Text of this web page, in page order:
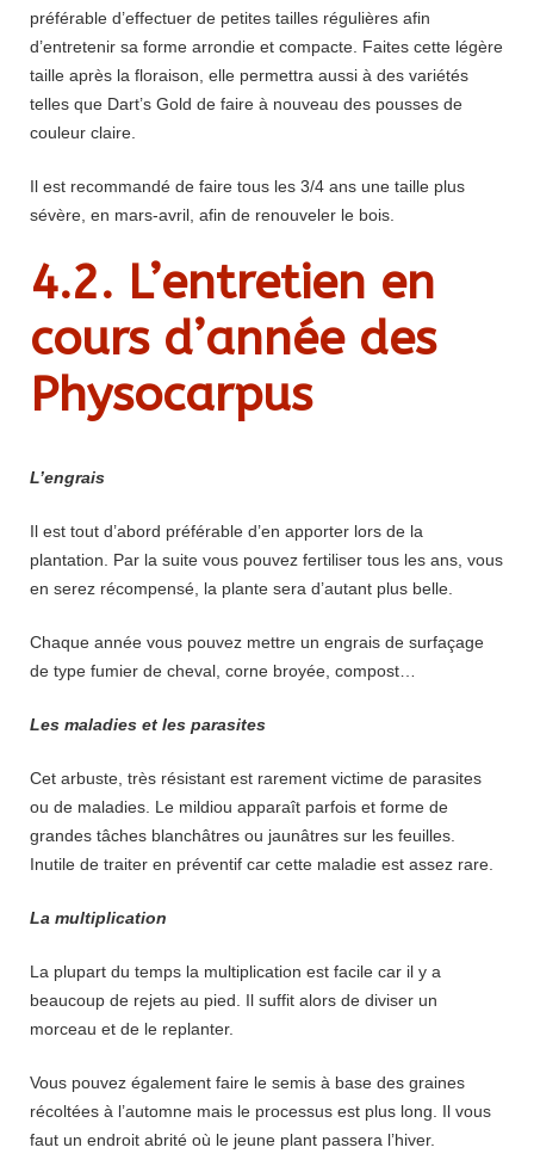
préférable d’effectuer de petites tailles régulières afin
d’entretenir sa forme arrondie et compacte. Faites cette légère
taille après la floraison, elle permettra aussi à des variétés
telles que Dart’s Gold de faire à nouveau des pousses de
couleur claire.
Il est recommandé de faire tous les 3/4 ans une taille plus
sévère, en mars-avril, afin de renouveler le bois.
4.2. L’entretien en
cours d’année des
Physocarpus
L’engrais
Il est tout d’abord préférable d’en apporter lors de la
plantation. Par la suite vous pouvez fertiliser tous les ans, vous
en serez récompensé, la plante sera d’autant plus belle.
Chaque année vous pouvez mettre un engrais de surfaçage
de type fumier de cheval, corne broyée, compost…
Les maladies et les parasites
Cet arbuste, très résistant est rarement victime de parasites
ou de maladies. Le mildiou apparaît parfois et forme de
grandes tâches blanchâtres ou jaunâtres sur les feuilles.
Inutile de traiter en préventif car cette maladie est assez rare.
La multiplication
La plupart du temps la multiplication est facile car il y a
beaucoup de rejets au pied. Il suffit alors de diviser un
morceau et de le replanter.
Vous pouvez également faire le semis à base des graines
récoltées à l’automne mais le processus est plus long. Il vous
faut un endroit abrité où le jeune plant passera l’hiver.